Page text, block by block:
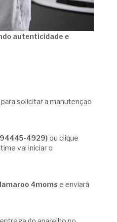
autenticidade e
solicitar a manutenção
94445-4929) ou clique
vai iniciar o
4moms e enviará